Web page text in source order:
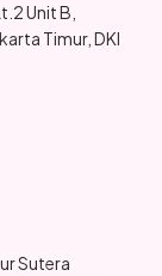
Unit B,
Timur, DKI
Sutera